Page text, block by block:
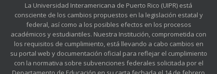
La Universidad Interamericana de Puerto Rico (UIPR) está
consciente de los cambios propuestos en la legislación estatal y
federal, así como a los posibles efectos en los procesos
académicos y estudiantiles. Nuestra Institución, comprometida con
los requisitos de cumplimiento, está llevando a cabo cambios en
su portal web y documentación oficial para reflejar el cumplimiento
con la normativa sobre subvenciones federales solicitada por el